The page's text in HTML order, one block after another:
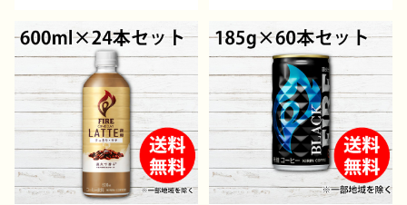
コーヒー飲料 ブラッ
ク ONEDAY BLACK
無糖 PET ペットボトル
飲料
おすすめ 珈琲 微糖 fir
e コーヒー飲料 ペット
ボトル飲料